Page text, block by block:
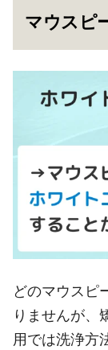
マウスピ
どのマウスピ
りませんが、
用では洗浄方